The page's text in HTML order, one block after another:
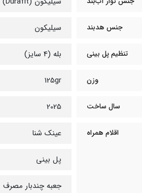
جنس هدبند سیلیکون
تنظیم پل بینی بله (4 سایز)
وزن 125gr
سال ساخت 2025
اقلام همراه عینک شنا
پل بینی
جعبه چندبار مصرف